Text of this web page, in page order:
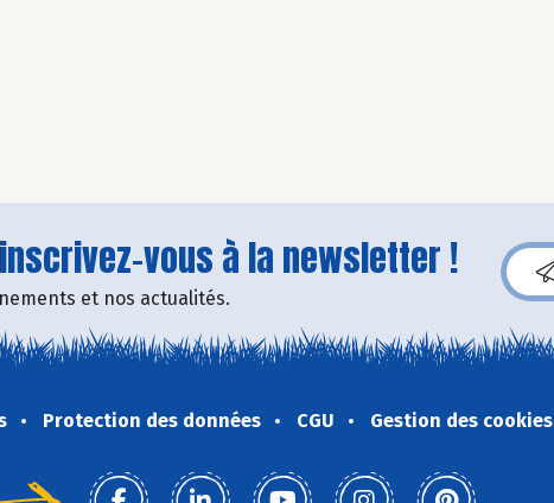
vous à la newsletter !
et nos actualités.
Protection des données CGU Gestion des cookies